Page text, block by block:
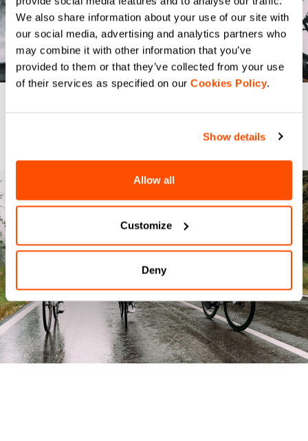
We also share information about your use of our site with
our social media, advertising and analytics partners who
may combine it with other information that you’ve
provided to them or that they’ve collected from your use
of their services as specified on our Cookies Policy.
Show details
Allow all
Customize
Deny
Wählen Sie aus einer Vielzahl von Accessoires, um
die Vielseitigkeit der Fiandre-Kollektion zu verbessern
und zu erweitern.